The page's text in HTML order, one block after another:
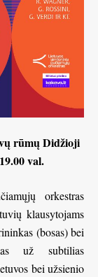
rūmų Didžioji
val.
orkestras
klausytojams
(bosas) bei
už subtilias
bei užsienio